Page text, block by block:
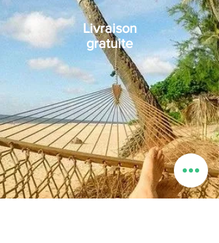
Livraison
gratuite